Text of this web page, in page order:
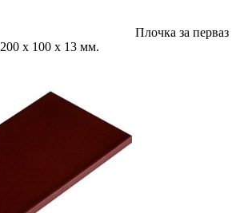
Плочка за перваз
200 x 100 x 13 мм.